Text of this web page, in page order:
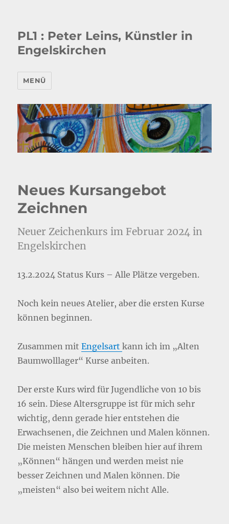
PL1 : Peter Leins, Künstler in
Engelskirchen
MENÜ
Neues Kursangebot
Zeichnen
Neuer Zeichenkurs im Februar 2024 in
Engelskirchen
13.2.2024 Status Kurs – Alle Plätze vergeben.
Noch kein neues Atelier, aber die ersten Kurse
können beginnen.
Zusammen mitEngelsartkann ich im „Alten
Baumwolllager“ Kurse anbeiten.
Der erste Kurs wird für Jugendliche von 10 bis
16 sein. Diese Altersgruppe ist für mich sehr
wichtig, denn gerade hier entstehen die
Erwachsenen, die Zeichnen und Malen können.
Die meisten Menschen bleiben hier auf ihrem
„Können“ hängen und werden meist nie
besser Zeichnen und Malen können. Die
„meisten“ also bei weitem nicht Alle.